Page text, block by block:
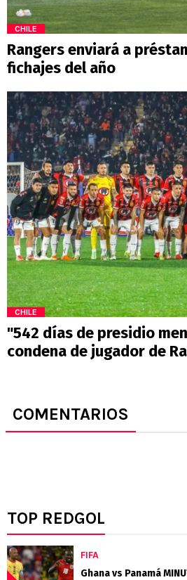
CHILE
Rangers enviará a
fichajes del año
CHILE
"542 días de presidio
condena de jugador de
COMENTARIOS
TOP REDGOL
FIFA
Ghana vs Panamá